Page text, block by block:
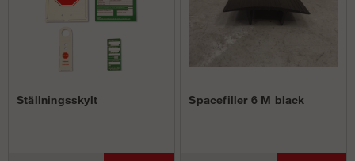
Ställningsskylt Spacefiller 6 M black